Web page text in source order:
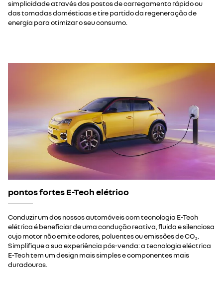
simplicidade através dos postos de carregamento rápido ou
das tomadas domésticas e tire partido da regeneração de
energia para otimizar o seu consumo.
pontos fortes E-Tech elétrico
Conduzir um dos nossos automóveis com tecnologia E-Tech
elétrica é beneficiar de uma condução reativa, fluida e silenciosa
cujo motor não emite odores, poluentes ou emissões de CO2
Simplifique a sua experiência pós-venda: a tecnologia eléctrica
E-Tech tem um design mais simples e componentes mais
duradouros.